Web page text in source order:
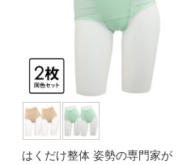
はくだけ整体 姿勢の専門家が